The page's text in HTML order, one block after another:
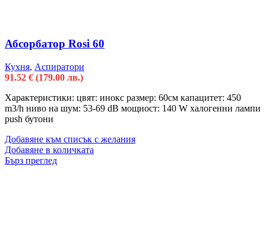
Абсорбатор Rosi 60
Кухня, Аспиратори
91.52 € (179.00 лв.)
Характеристики: цвят: инокс размер: 60см капацитет: 450
m3/h ниво на шум: 53-69 dB мощност: 140 W халогенни лампи
push бутони
Добавяне към списък с желания
Добавяне в количката
Бърз преглед